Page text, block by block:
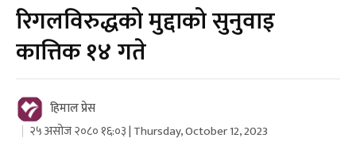
रिगलविरुद्धको मुद्दाको सुनुवाइ
कात्तिक १४ गते
हिमाल प्रेस
२५ असोज २०८० १६:०३ | Thursday, October 12, 2023